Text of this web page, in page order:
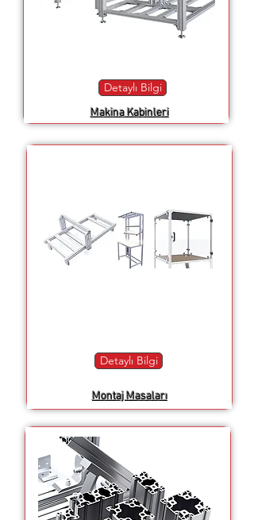
Detaylı Bilgi
Makina Kabinleri
Detaylı Bilgi
Montaj Masaları